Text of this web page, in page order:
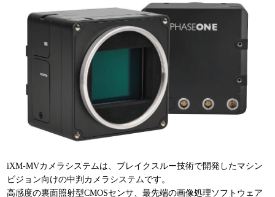
iXM-MVカメラシステムは、ブレイクスルー技術で開発したマシン
ビジョン向けの中判カメラシステムです。
高感度の裏面照射型CMOSセンサ、最先端の画像処理ソフトウェア